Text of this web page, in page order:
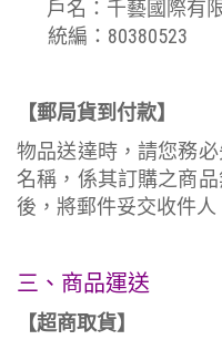
戶名：千藝國際有
統編：80380523
【郵局貨到付款】
物品送達時，請您務
名稱，係其訂購之商
後，將郵件妥交收件人
三、商品運送
【超商取貨】